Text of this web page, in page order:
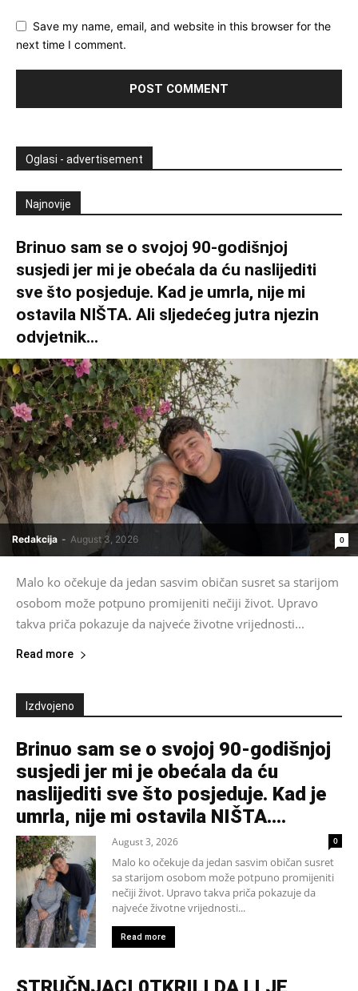
Save my name, email, and website in this browser for the
next time I comment.
Oglasi - advertisement
Najnovije
Brinuo sam se o svojoj 90-godišnjoj
susjedi jer mi je obećala da ću naslijediti
sve što posjeduje. Kad je umrla, nije mi
ostavila NIŠTA. Ali sljedećeg jutra njezin
odvjetnik...
Redakcija - August 3, 2026 0
Malo ko očekuje da jedan sasvim običan susret sa starijom
osobom može potpuno promijeniti nečiji život. Upravo
takva priča pokazuje da najveće životne vrijednosti...
Read more
Izdvojeno
Brinuo sam se o svojoj 90-godišnjoj
susjedi jer mi je obećala da ću
naslijediti sve što posjeduje. Kad je
umrla, nije mi ostavila NIŠTA....
August 3, 2026 0
Malo ko očekuje da jedan sasvim običan susret
sa starijom osobom može potpuno promijeniti
nečiji život. Upravo takva priča pokazuje da
najveće životne vrijednosti...
Read more